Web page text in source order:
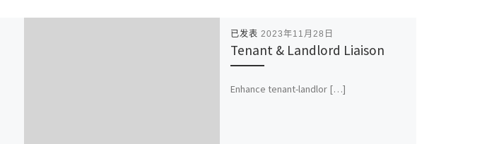
已发表 2023年11月28日
Tenant & Landlord Liaison
Enhance tenant-landlor […]